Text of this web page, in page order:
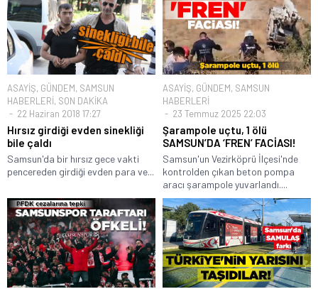
ASAYİŞ, GÜNDEM, SAMSUN
HABERLERİ, SON DAKİKA
22 Haziran 2018 17:27
Hırsız girdiği evden sinekliği
bile çaldı
Samsun'da bir hırsız gece vakti
pencereden girdiği evden para ve...
ASAYİŞ, GÜNDEM, SAMSUN
HABERLERİ
23 Temmuz 2025 22:03
Şarampole uçtu, 1 ölü
SAMSUN’DA ‘FREN’ FACİASI!
Samsun'un Vezirköprü İlçesi'nde
kontrolden çıkan beton pompa
aracı şarampole yuvarlandı....